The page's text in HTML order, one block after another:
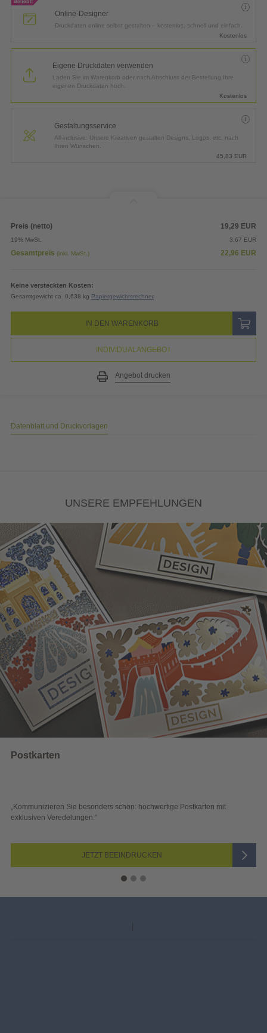
Online-Designer
Druckdaten online selbst gestalten – kostenlos, schnell und einfach.
Kostenlos
Eigene Druckdaten verwenden
Laden Sie im Warenkorb oder nach Abschluss der Bestellung Ihre
eigenen Druckdaten hoch.
Kostenlos
Gestaltungsservice
All-inclusive: Unsere Kreativen gestalten Designs, Logos, etc. nach
Ihren Wünschen.
45,83 EUR
Preis (netto) 19,29 EUR
19% MwSt. 3,67 EUR
Gesamtpreis (inkl. MwSt.) 22,96 EUR
Keine versteckten Kosten:
Gesamtgewicht ca. 0,638 kg Papiergewichtsrechner
IN DEN WARENKORB
INDIVIDUALANGEBOT
Angebot drucken
Datenblatt und Druckvorlagen
UNSERE EMPFEHLUNGEN
schön: hochwertige Postkarten mit
„Sichtbar und wirkungsvoll –